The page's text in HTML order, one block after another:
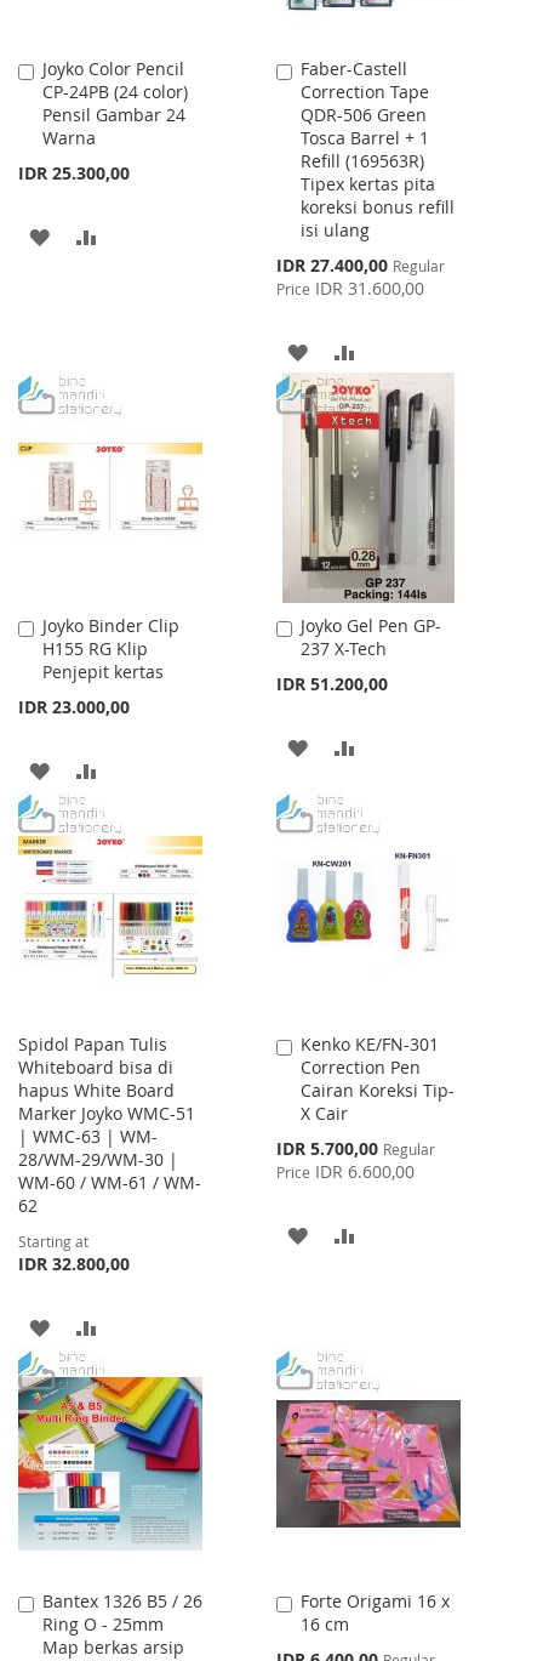
Joyko Color Pencil
CP-24PB (24 color)
Pensil Gambar 24
Warna
IDR 25.300,00
Add
to
Cart
ADD
Faber-Castell
Correction Tape
QDR-506 Green
Tosca Barrel + 1
Refill (169563R)
Tipex kertas pita
koreksi bonus refill
isi ulang
Special
Price
IDR 27.400,00 Regular
Price IDR 31.600,00
Add
to
Cart
ADD
TO
WISH
LIST
TO
COMPARE
Joyko Binder Clip
H155 RG Klip
Penjepit kertas
IDR 23.000,00
Add
to
Cart
ADD
TO
WISH
LIST
TO
COMPARE
Joyko Gel Pen GP-
237 X-Tech
IDR 51.200,00
Add
to
ADD
WISH
LIST
COMPARE
Spidol Papan Tulis
Whiteboard bisa di
hapus White Board
Marker Joyko WMC-51
| WMC-63 | WM-
28/WM-29/WM-30 |
WM-60 / WM-61 / WM-
62
Starting at
IDR 32.800,00
ADD
TO
WISH
LIST
TO
COMPARE
Kenko KE/FN-301
Correction Pen
Cairan Koreksi Tip-
X Cair
Special
Price
IDR 5.700,00 Regular
Price IDR 6.600,00
Add
to
Cart
ADD
LIST
Bantex 1326 B5 / 26
Ring O - 25mm
Map berkas arsip
Add
to
Cart
Forte Origami 16 x
16 cm
Special
Add
to